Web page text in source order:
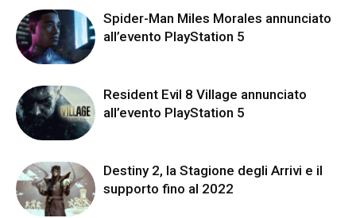
Spider-Man Miles Morales annunciato
all’evento PlayStation 5
Resident Evil 8 Village annunciato
all’evento PlayStation 5
Destiny 2, la Stagione degli Arrivi e il
supporto fino al 2022